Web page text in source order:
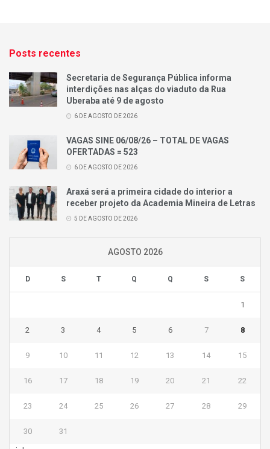
Posts recentes
Secretaria de Segurança Pública informa
interdições nas alças do viaduto da Rua
Uberaba até 9 de agosto
6 DE AGOSTO DE 2026
VAGAS SINE 06/08/26 – TOTAL DE VAGAS
OFERTADAS = 523
6 DE AGOSTO DE 2026
Araxá será a primeira cidade do interior a
receber projeto da Academia Mineira de Letras
5 DE AGOSTO DE 2026
AGOSTO 2026
D S T Q Q S S
1
2 3 4 5 6 7 8
9 10 11 12 13 14 15
16 17 18 19 20 21 22
23 24 25 26 27 28 29
30 31